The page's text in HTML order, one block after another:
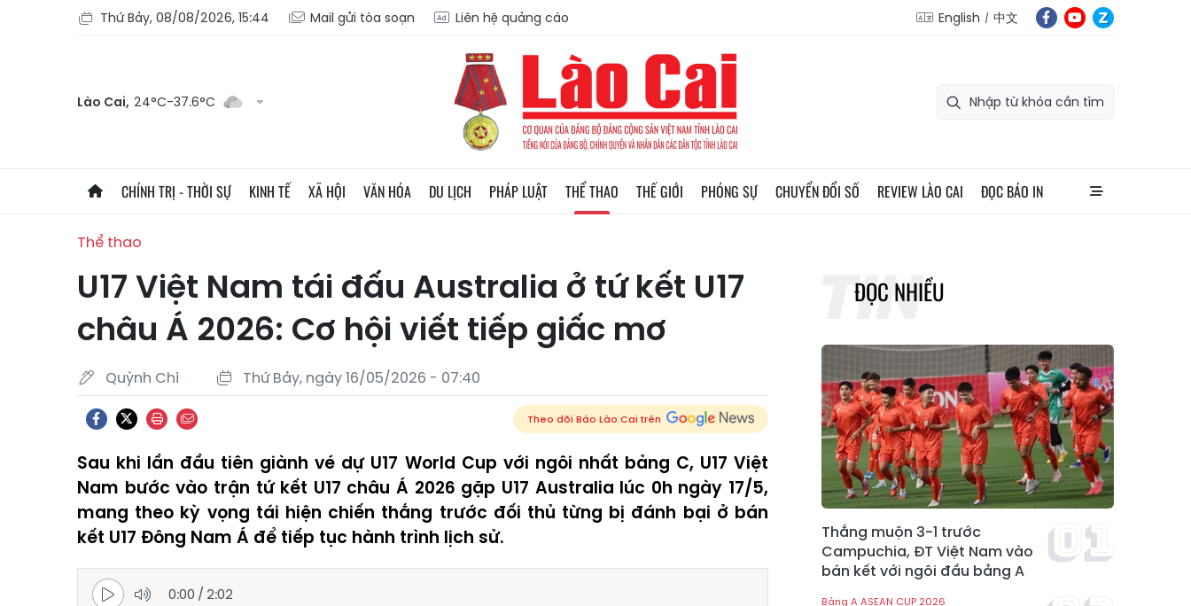
Thứ Bảy, 08/08/2026, 15:44 Mail gửi tòa soạn Liên hệ quảng cáo English 中文
Lào Cai, 24°C-37.6°C
CHÍNH TRỊ - THỜI SỰ KINH TẾ XÃ HỘI VĂN HÓA DU LỊCH PHÁP LUẬT THỂ THAO THẾ GIỚI PHÓNG SỰ CHUYỂN ĐỔI SỐ REVIEW LÀO CAI ĐỌC BÁO IN
Thể thao
U17 Việt Nam tái đấu Australia ở tứ kết U17
châu Á 2026: Cơ hội viết tiếp giấc mơ
Quỳnh Chi Thứ Bảy, ngày 16/05/2026 - 07:40
Theo dõi Báo Lào Cai trên
Sau khi lần đầu tiên giành vé dự U17 World Cup với ngôi nhất bảng C, U17 Việt
Nam bước vào trận tứ kết U17 châu Á 2026 gặp U17 Australia lúc 0h ngày 17/5,
mang theo kỳ vọng tái hiện chiến thắng trước đối thủ từng bị đánh bại ở bán
kết U17 Đông Nam Á để tiếp tục hành trình lịch sử.
0:00 / 2:02
ĐỌC NHIỀU
Thắng muộn 3-1 trước
Campuchia, ĐT Việt Nam vào
bán kết với ngôi đầu bảng A
Bảng A ASEAN CUP 2026